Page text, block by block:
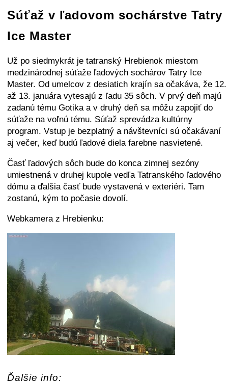
Súťaž v ľadovom sochárstve Tatry
Ice Master
Už po siedmykrát je tatranský Hrebienok miestom
medzinárodnej súťaže ľadových sochárov Tatry Ice
Master. Od umelcov z desiatich krajín sa očakáva, že 12.
až 13. januára vytesajú z ľadu 35 sôch. V prvý deň majú
zadanú tému Gotika a v druhý deň sa môžu zapojiť do
súťaže na voľnú tému. Súťaž sprevádza kultúrny
program. Vstup je bezplatný a návštevníci sú očakávaní
aj večer, keď budú ľadové diela farebne nasvietené.
Časť ľadových sôch bude do konca zimnej sezóny
umiestnená v druhej kupole vedľa Tatranského ľadového
dómu a ďalšia časť bude vystavená v exteriéri. Tam
zostanú, kým to počasie dovolí.
Webkamera z Hrebienku:
Ďalšie info: